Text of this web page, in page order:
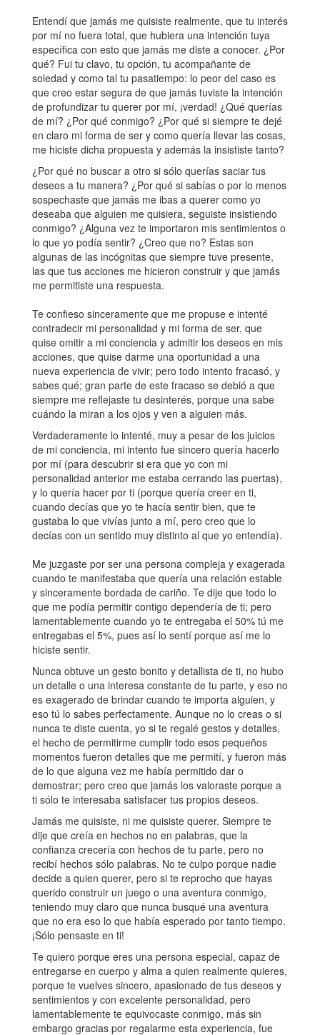
Entendí que jamás me quisiste realmente, que tu interés
por mí no fuera total, que hubiera una intención tuya
específica con esto que jamás me diste a conocer. ¿Por
qué? Fui tu clavo, tu opción, tu acompañante de
soledad y como tal tu pasatiempo: lo peor del caso es
que creo estar segura de que jamás tuviste la intención
de profundizar tu querer por mí, ¡verdad! ¿Qué querías
de mí? ¿Por qué conmigo? ¿Por qué si siempre te dejé
en claro mi forma de ser y como quería llevar las cosas,
me hiciste dicha propuesta y además la insististe tanto?
¿Por qué no buscar a otro si sólo querías saciar tus
deseos a tu manera? ¿Por qué si sabías o por lo menos
sospechaste que jamás me ibas a querer como yo
deseaba que alguien me quisiera, seguiste insistiendo
conmigo? ¿Alguna vez te importaron mis sentimientos o
lo que yo podía sentir? ¿Creo que no? Estas son
algunas de las incógnitas que siempre tuve presente,
las que tus acciones me hicieron construir y que jamás
me permitiste una respuesta.
Te confieso sinceramente que me propuse e intenté
contradecir mi personalidad y mi forma de ser, que
quise omitir a mi conciencia y admitir los deseos en mis
acciones, que quise darme una oportunidad a una
nueva experiencia de vivir; pero todo intento fracasó, y
sabes qué; gran parte de este fracaso se debió a que
siempre me reflejaste tu desinterés, porque una sabe
cuándo la miran a los ojos y ven a alguien más.
Verdaderamente lo intenté, muy a pesar de los juicios
de mi conciencia, mi intento fue sincero quería hacerlo
por mí (para descubrir si era que yo con mi
personalidad anterior me estaba cerrando las puertas),
y lo quería hacer por ti (porque quería creer en ti,
cuando decías que yo te hacía sentir bien, que te
gustaba lo que vivías junto a mí, pero creo que lo
decías con un sentido muy distinto al que yo entendía).
Me juzgaste por ser una persona compleja y exagerada
cuando te manifestaba que quería una relación estable
y sinceramente bordada de cariño. Te dije que todo lo
que me podía permitir contigo dependería de ti; pero
lamentablemente cuando yo te entregaba el 50% tú me
entregabas el 5%, pues así lo sentí porque así me lo
hiciste sentir.
Nunca obtuve un gesto bonito y detallista de ti, no hubo
un detalle o una interesa constante de tu parte, y eso no
es exagerado de brindar cuando te importa alguien, y
eso tú lo sabes perfectamente. Aunque no lo creas o si
nunca te diste cuenta, yo si te regalé gestos y detalles,
el hecho de permitirme cumplir todo esos pequeños
momentos fueron detalles que me permití, y fueron más
de lo que alguna vez me había permitido dar o
demostrar; pero creo que jamás los valoraste porque a
ti sólo te interesaba satisfacer tus propios deseos.
Jamás me quisiste, ni me quisiste querer. Siempre te
dije que creía en hechos no en palabras, que la
confianza crecería con hechos de tu parte, pero no
recibí hechos sólo palabras. No te culpo porque nadie
decide a quien querer, pero si te reprocho que hayas
querido construir un juego o una aventura conmigo,
teniendo muy claro que nunca busqué una aventura
que no era eso lo que había esperado por tanto tiempo.
¡Sólo pensaste en ti!
Te quiero porque eres una persona especial, capaz de
entregarse en cuerpo y alma a quien realmente quieres,
porque te vuelves sincero, apasionado de tus deseos y
sentimientos y con excelente personalidad, pero
lamentablemente te equivocaste conmigo, más sin
embargo gracias por regalarme esta experiencia, fue